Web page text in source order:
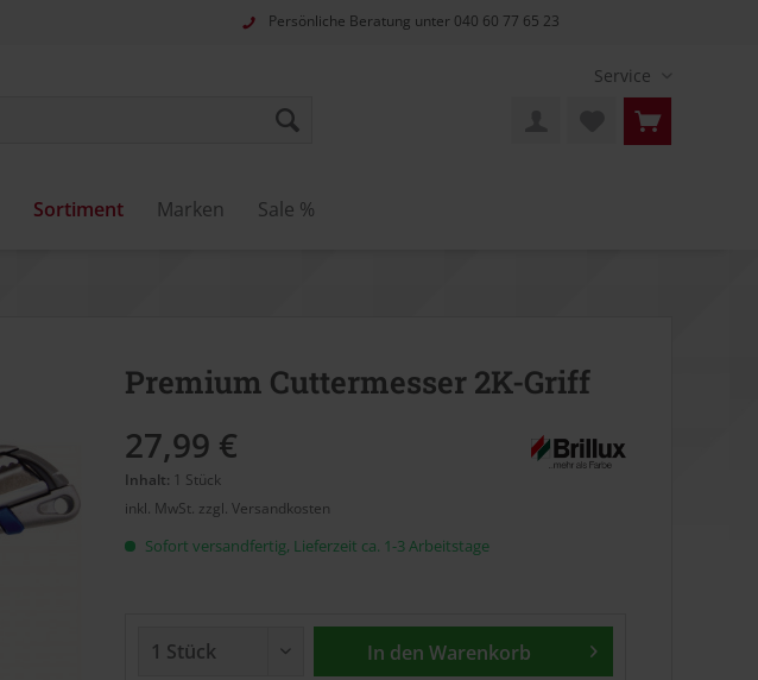
Persönliche Beratung unter 040 60 77 65 23
Service
Sortiment Marken Sale %
Premium Cuttermesser 2K-Griff
27,99 €
Inhalt: 1 Stück
inkl. MwSt. zzgl. Versandkosten
Sofort versandfertig, Lieferzeit ca. 1-3 Arbeitstage
In den Warenkorb